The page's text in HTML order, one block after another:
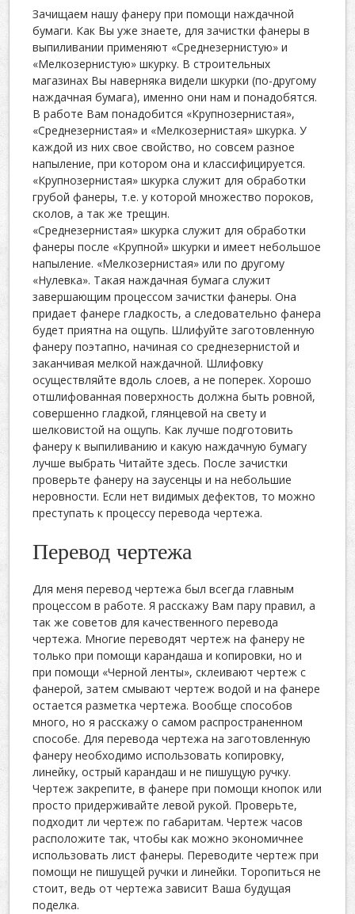
Зачищаем нашу фанеру при помощи наждачной
бумаги. Как Вы уже знаете, для зачистки фанеры в
выпиливании применяют «Среднезернистую» и
«Мелкозернистую» шкурку. В строительных
магазинах Вы наверняка видели шкурки (по-другому
наждачная бумага), именно они нам и понадобятся.
В работе Вам понадобится «Крупнозернистая»,
«Среднезернистая» и «Мелкозернистая» шкурка. У
каждой из них свое свойство, но совсем разное
напыление, при котором она и классифицируется.
«Крупнозернистая» шкурка служит для обработки
грубой фанеры, т.е. у которой множество пороков,
сколов, а так же трещин.
«Среднезернистая» шкурка служит для обработки
фанеры после «Крупной» шкурки и имеет небольшое
напыление. «Мелкозернистая» или по другому
«Нулевка». Такая наждачная бумага служит
завершающим процессом зачистки фанеры. Она
придает фанере гладкость, а следовательно фанера
будет приятна на ощупь. Шлифуйте заготовленную
фанеру поэтапно, начиная со среднезернистой и
заканчивая мелкой наждачной. Шлифовку
осуществляйте вдоль слоев, а не поперек. Хорошо
отшлифованная поверхность должна быть ровной,
совершенно гладкой, глянцевой на свету и
шелковистой на ощупь. Как лучше подготовить
фанеру к выпиливанию и какую наждачную бумагу
лучше выбрать Читайте здесь. После зачистки
проверьте фанеру на заусенцы и на небольшие
неровности. Если нет видимых дефектов, то можно
преступать к процессу перевода чертежа.
Перевод чертежа
Для меня перевод чертежа был всегда главным
процессом в работе. Я расскажу Вам пару правил, а
так же советов для качественного перевода
чертежа. Многие переводят чертеж на фанеру не
только при помощи карандаша и копировки, но и
при помощи «Черной ленты», склеивают чертеж с
фанерой, затем смывают чертеж водой и на фанере
остается разметка чертежа. Вообще способов
много, но я расскажу о самом распространенном
способе. Для перевода чертежа на заготовленную
фанеру необходимо использовать копировку,
линейку, острый карандаш и не пишущую ручку.
Чертеж закрепите, в фанере при помощи кнопок или
просто придерживайте левой рукой. Проверьте,
подходит ли чертеж по габаритам. Чертеж часов
расположите так, чтобы как можно экономичнее
использовать лист фанеры. Переводите чертеж при
помощи не пишущей ручки и линейки. Торопиться не
стоит, ведь от чертежа зависит Ваша будущая
поделка.